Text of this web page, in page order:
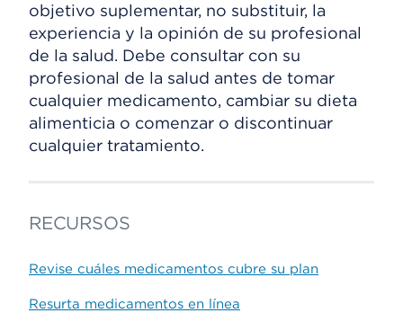
objetivo suplementar, no substituir, la
experiencia y la opinión de su profesional
de la salud. Debe consultar con su
profesional de la salud antes de tomar
cualquier medicamento, cambiar su dieta
alimenticia o comenzar o discontinuar
cualquier tratamiento.
RECURSOS
Revise cuáles medicamentos cubre su plan
Resurta medicamentos en línea